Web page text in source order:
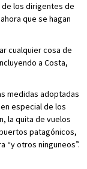
de los dirigentes de
que se hagan
cualquier cosa de
a Costa,
medidas adoptadas
especial de los
la quita de vuelos
patagónicos,
“y otros ninguneos”.